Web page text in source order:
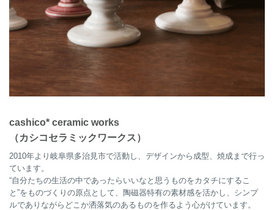
cashico* ceramic works
（カシコセラミックワークス）
2010年より岐阜県多治見市で活動し、デザインから成型、焼成まで行っ
ています。
“自分たちの生活の中であったらいいなと思うものをカタチにするこ
と”をものづくりの原点として、陶磁器特有の素材感を活かし、シンプ
ルでありながらどこか洒落気のあるものを作るよう心がけています。